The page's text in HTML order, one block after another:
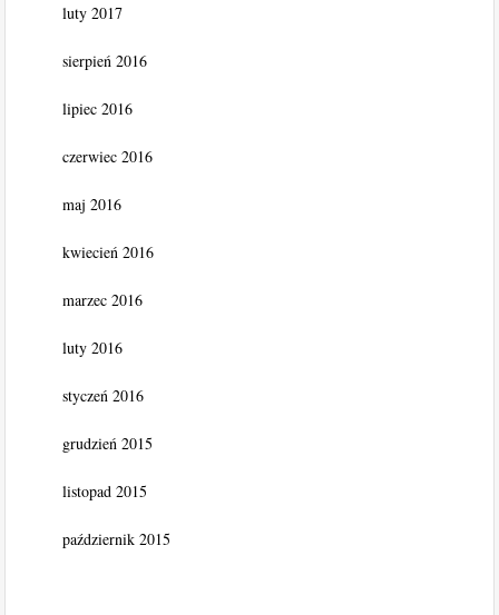
luty 2017
sierpień 2016
lipiec 2016
czerwiec 2016
maj 2016
kwiecień 2016
marzec 2016
luty 2016
styczeń 2016
grudzień 2015
listopad 2015
październik 2015